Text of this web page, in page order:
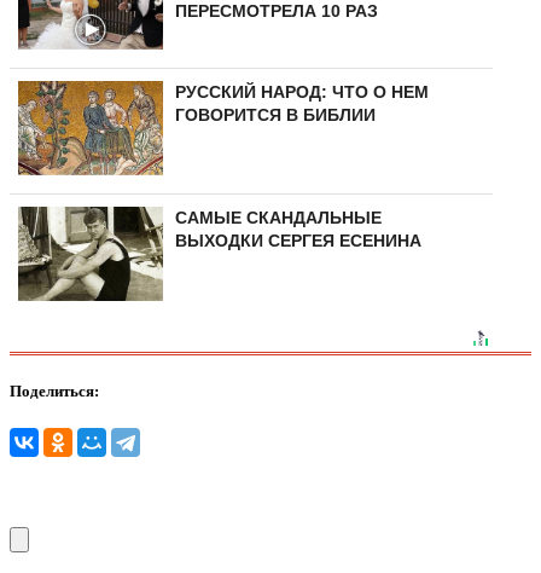
ПЕРЕСМОТРЕЛА 10 РАЗ
РУССКИЙ НАРОД: ЧТО О НЕМ
ГОВОРИТСЯ В БИБЛИИ
САМЫЕ СКАНДАЛЬНЫЕ
ВЫХОДКИ СЕРГЕЯ ЕСЕНИНА
Поделиться: